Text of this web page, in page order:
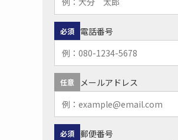
電話番号
必須
メールアドレス
任意
郵便番号
必須